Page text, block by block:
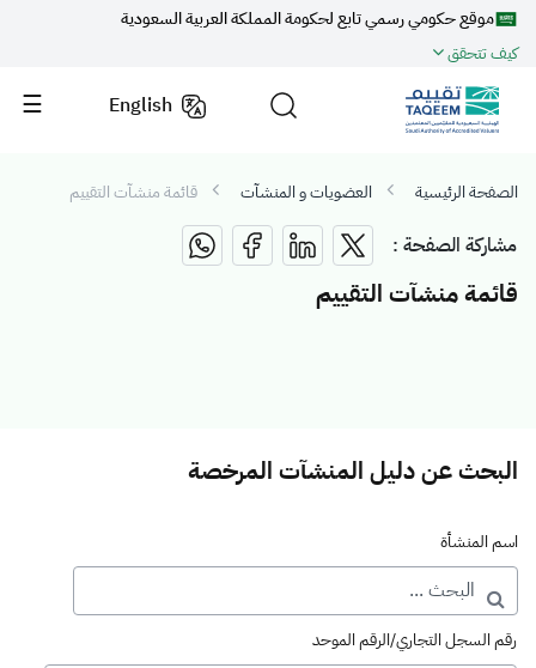
موقع حكومي رسمي تابع لحكومة المملكة العربية السعودية
كيف تتحقق
English
الصفحة الرئيسية العضويات و المنشآت قائمة منشآت التقييم
مشاركة الصفحة :
قائمة منشآت التقييم
البحث عن دليل المنشآت المرخصة
اسم المنشأة
رقم السجل التجاري/الرقم الموحد